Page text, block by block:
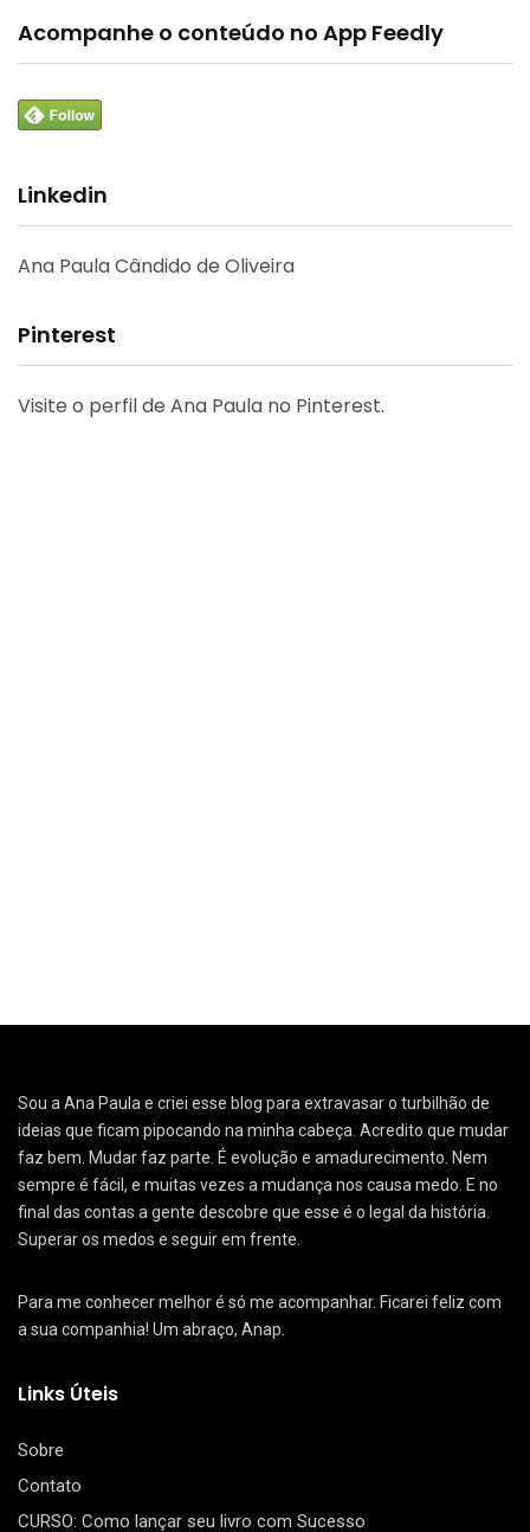
Acompanhe o conteúdo no App Feedly
Linkedin
Ana Paula Cândido de Oliveira
Pinterest
Visite o perfil de Ana Paula no Pinterest.
Sou a Ana Paula e criei esse blog para extravasar o turbilhão de
ideias que ficam pipocando na minha cabeça. Acredito que mudar
faz bem. Mudar faz parte. É evolução e amadurecimento. Nem
sempre é fácil, e muitas vezes a mudança nos causa medo. E no
final das contas a gente descobre que esse é o legal da história.
Superar os medos e seguir em frente.
Para me conhecer melhor é só me acompanhar. Ficarei feliz com
a sua companhia! Um abraço, Anap.
Links Úteis
Sobre
Contato
CURSO: Como lançar seu livro com Sucesso